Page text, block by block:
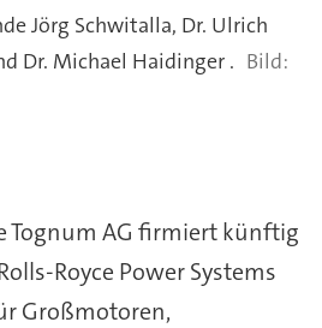
Jörg Schwitalla, Dr. Ulrich
Dr. Michael Haidinger .
Tognum AG firmiert künftig
Royce Power Systems
Großmotoren,